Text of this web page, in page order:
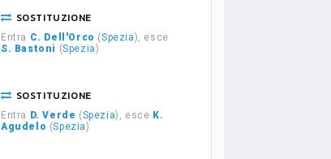
SOSTITUZIONE
Entra C. Dell'Orco (Spezia), esce
S. Bastoni (Spezia)
SOSTITUZIONE
Entra D. Verde (Spezia), esce K.
Agudelo (Spezia)